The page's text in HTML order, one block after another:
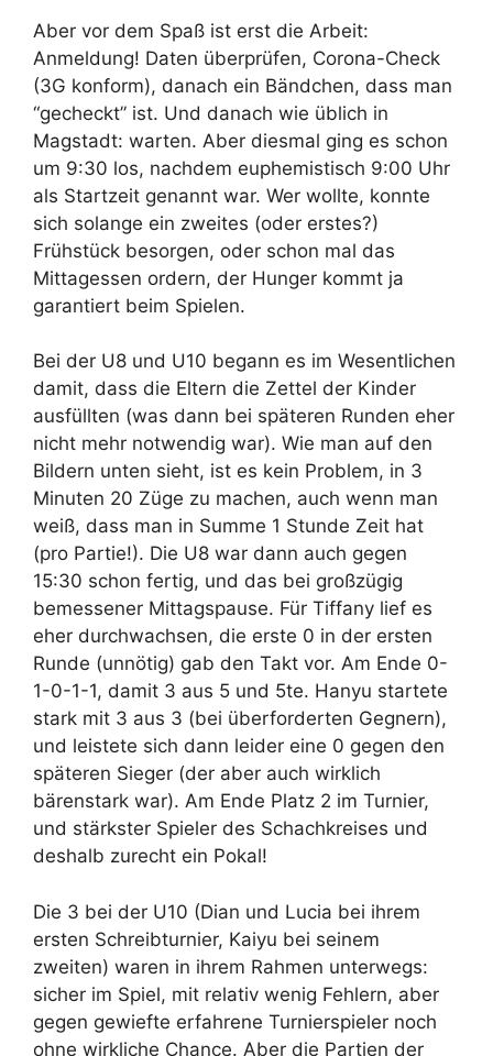
Aber vor dem Spaß ist erst die Arbeit:
Anmeldung! Daten überprüfen, Corona-Check
(3G konform), danach ein Bändchen, dass man
“gecheckt” ist. Und danach wie üblich in
Magstadt: warten. Aber diesmal ging es schon
um 9:30 los, nachdem euphemistisch 9:00 Uhr
als Startzeit genannt war. Wer wollte, konnte
sich solange ein zweites (oder erstes?)
Frühstück besorgen, oder schon mal das
Mittagessen ordern, der Hunger kommt ja
garantiert beim Spielen.
Bei der U8 und U10 begann es im Wesentlichen
damit, dass die Eltern die Zettel der Kinder
ausfüllten (was dann bei späteren Runden eher
nicht mehr notwendig war). Wie man auf den
Bildern unten sieht, ist es kein Problem, in 3
Minuten 20 Züge zu machen, auch wenn man
weiß, dass man in Summe 1 Stunde Zeit hat
(pro Partie!). Die U8 war dann auch gegen
15:30 schon fertig, und das bei großzügig
bemessener Mittagspause. Für Tiffany lief es
eher durchwachsen, die erste 0 in der ersten
Runde (unnötig) gab den Takt vor. Am Ende 0-
1-0-1-1, damit 3 aus 5 und 5te. Hanyu startete
stark mit 3 aus 3 (bei überforderten Gegnern),
und leistete sich dann leider eine 0 gegen den
späteren Sieger (der aber auch wirklich
bärenstark war). Am Ende Platz 2 im Turnier,
und stärkster Spieler des Schachkreises und
deshalb zurecht ein Pokal!
Die 3 bei der U10 (Dian und Lucia bei ihrem
ersten Schreibturnier, Kaiyu bei seinem
zweiten) waren in ihrem Rahmen unterwegs:
sicher im Spiel, mit relativ wenig Fehlern, aber
gegen gewiefte erfahrene Turnierspieler noch
ohne wirkliche Chance. Aber die Partien der